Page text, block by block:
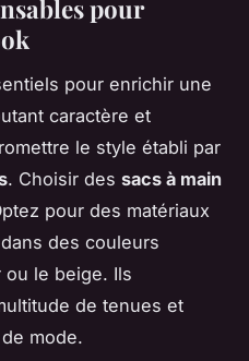
pour
pour enrichir une
caractère et
le style établi par
. Choisir des sacs à main
pour des matériaux
des couleurs
le beige. Ils
de tenues et
mode.